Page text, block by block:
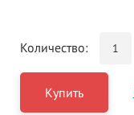
Количество:
Купить